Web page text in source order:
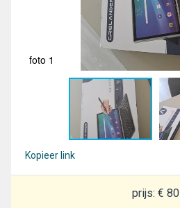
foto 1
Kopieer link
prijs: € 80